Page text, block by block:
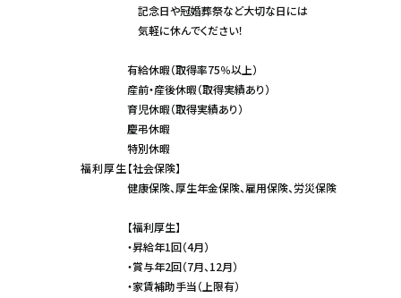
記念日や冠婚葬祭など大切な日には
気軽に休んでください！
有給休暇（取得率75％以上）
産前・産後休暇（取得実績あり）
育児休暇（取得実績あり）
慶弔休暇
特別休暇
福利厚生【社会保険】
健康保険、厚生年金保険、雇用保険、労災保険
【福利厚生】
・昇給年1回（4月）
・賞与年2回（7月、12月）
・家賃補助手当（上限有）